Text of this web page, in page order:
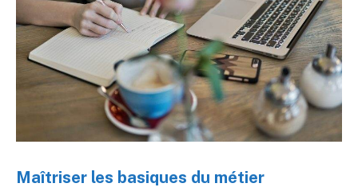
Maîtriser les basiques du métier